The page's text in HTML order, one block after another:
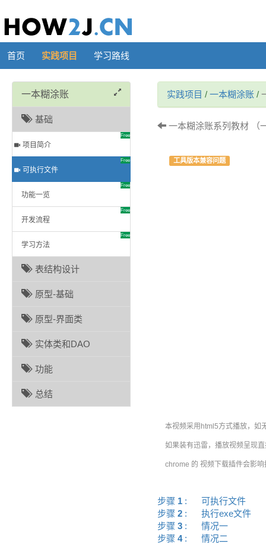
首页 实践项目 学习路线
一本糊涂账
基础
项目简介
Free
可执行文件
Free
功能一览
Free
开发流程
Free
学习方法
Free
表结构设计
原型-基础
原型-界面类
实体类和DAO
功能
总结
实践项目 / 一本糊涂账 /
一本糊涂账系列教材 （
工具版本兼容问题
本视频采用html5方式播放，如
如果装有迅雷，播放视频呈现
chrome 的 视频下载插件会影
步骤 1 :
可执行文件
步骤 2 :
执行exe文件
步骤 3 :
情况一
步骤 4:
情况二